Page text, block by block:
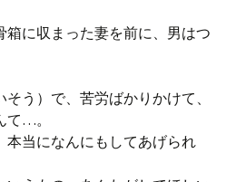
箱に収まった妻を前に、男はつ
う）で、苦労ばかりかけて、
て…。
本当になんにもしてあげられ